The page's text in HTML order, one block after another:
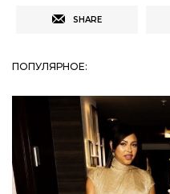
SHARE
ПОПУЛЯРНОЕ: